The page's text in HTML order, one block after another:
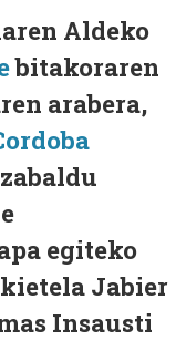
Aldeko
bitakoraren
arabera,
egiteko
Jabier
Insausti